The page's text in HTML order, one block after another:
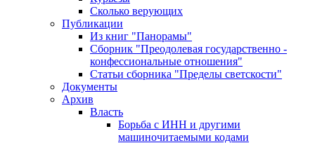
Сколько верующих
Публикации
Из книг "Панорамы"
Сборник "Преодолевая государственно -
конфессиональные отношения"
Статьи сборника "Пределы светскости"
Документы
Архив
Власть
Борьба с ИНН и другими
машиночитаемыми кодами